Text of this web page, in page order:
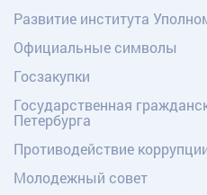
Развитие института
Официальные символы
Госзакупки
Государственная
Петербурга
Противодействие
Молодежный совет